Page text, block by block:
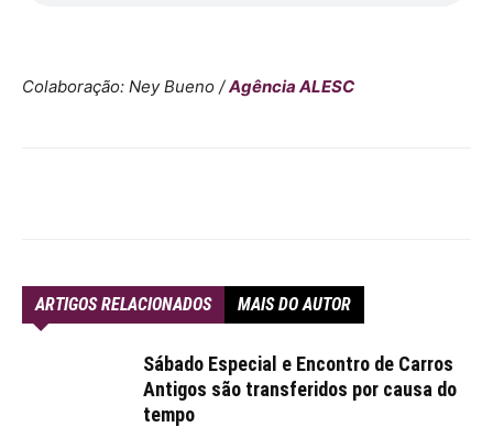
Colaboração: Ney Bueno /Agência ALESC
ARTIGOS RELACIONADOS MAIS DO AUTOR
Sábado Especial e Encontro de Carros
Antigos são transferidos por causa do
tempo